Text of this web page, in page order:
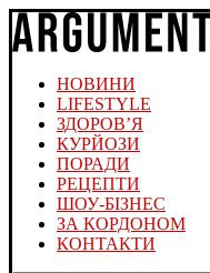
НОВИНИ
LIFESTYLE
ЗДОРОВ’Я
КУРЙОЗИ
ПОРАДИ
РЕЦЕПТИ
ШОУ-БІЗНЕС
ЗА КОРДОНОМ
КОНТАКТИ